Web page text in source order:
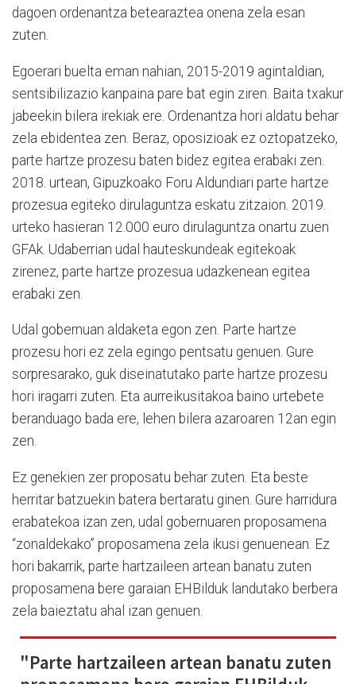
dagoen ordenantza betearaztea onena zela esan
zuten.
Egoerari buelta eman nahian, 2015-2019 agintaldian,
sentsibilizazio kanpaina pare bat egin ziren. Baita txakur
jabeekin bilera irekiak ere. Ordenantza hori aldatu behar
zela ebidentea zen. Beraz, oposizioak ez oztopatzeko,
parte hartze prozesu baten bidez egitea erabaki zen.
2018. urtean, Gipuzkoako Foru Aldundiari parte hartze
prozesua egiteko dirulaguntza eskatu zitzaion. 2019.
urteko hasieran 12.000 euro dirulaguntza onartu zuen
GFAk. Udaberrian udal hauteskundeak egitekoak
zirenez, parte hartze prozesua udazkenean egitea
erabaki zen.
Udal gobernuan aldaketa egon zen. Parte hartze
prozesu hori ez zela egingo pentsatu genuen. Gure
sorpresarako, guk diseinatutako parte hartze prozesu
hori iragarri zuten. Eta aurreikusitakoa baino urtebete
beranduago bada ere, lehen bilera azaroaren 12an egin
zen.
Ez genekien zer proposatu behar zuten. Eta beste
herritar batzuekin batera bertaratu ginen. Gure harridura
erabatekoa izan zen, udal gobernuaren proposamena
“zonaldekako” proposamena zela ikusi genuenean. Ez
hori bakarrik, parte hartzaileen artean banatu zuten
proposamena bere garaian EHBilduk landutako berbera
zela baieztatu ahal izan genuen.
"Parte hartzaileen artean banatu zuten